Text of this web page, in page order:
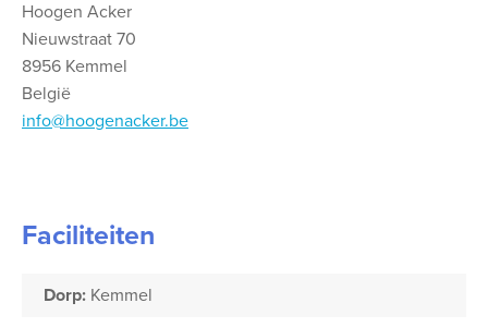
Hoogen Acker
Nieuwstraat 70
8956 Kemmel
België
info@hoogenacker.be
Faciliteiten
Dorp: Kemmel